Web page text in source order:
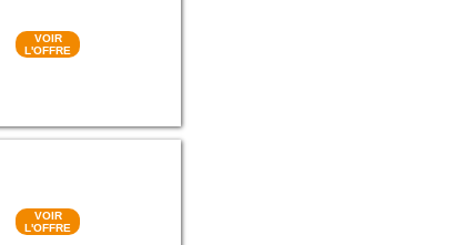
VOIR
L'OFFRE
VOIR
L'OFFRE